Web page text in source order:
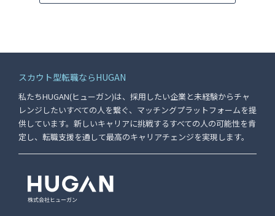
スカウト型転職ならHUGAN
私たちHUGAN(ヒューガン)は、採用したい企業と未経験からチャ
レンジしたいすべての人を繋ぐ、マッチングプラットフォームを提
供しています。新しいキャリアに挑戦するすべての人の可能性を肯
定し、転職支援を通して最高のキャリアチェンジを実現します。